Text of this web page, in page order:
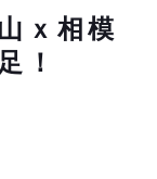
ｘ相模
！